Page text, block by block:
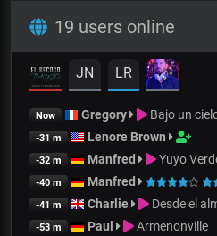
19 users online
JN LR
Now Gregory Bajo un
-31 m Lenore Brown
-32 m Manfred Yuyo
-40 m Manfred
-41 m Charlie Desde el
-53 m Paul Armenonville